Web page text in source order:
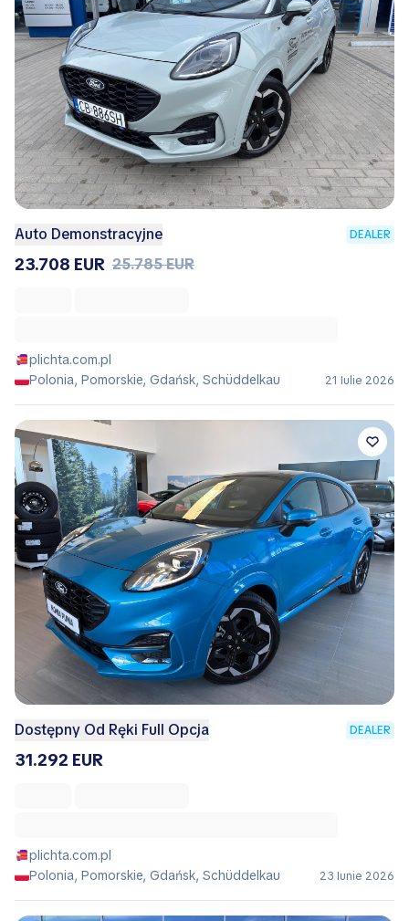
Auto Demonstracyjne DEALER
23.708 EUR 25.785 EUR
plichta.com.pl
Polonia, Pomorskie, Gdańsk, Schüddelkau
21 Iulie 2026
Dostępny Od Ręki Full Opcja DEALER
31.292 EUR
plichta.com.pl
Polonia, Pomorskie, Gdańsk, Schüddelkau
23 Iunie 2026